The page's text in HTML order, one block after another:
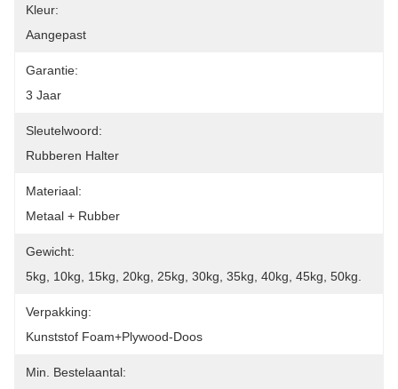
Kleur:
Aangepast
Garantie:
3 Jaar
Sleutelwoord:
Rubberen Halter
Materiaal:
Metaal + Rubber
Gewicht:
5kg, 10kg, 15kg, 20kg, 25kg, 30kg, 35kg, 40kg, 45kg, 50kg.
Verpakking:
Kunststof Foam+plywood-Doos
Min. Bestelaantal: